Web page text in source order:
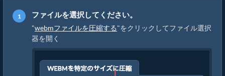
ファイルを選択してください。
"webmファイルを圧縮する"をクリックしてファイル選択
器を開く